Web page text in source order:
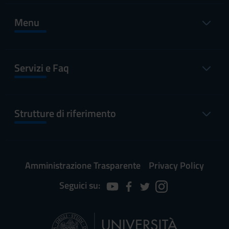
Menu
Servizi e Faq
Strutture di riferimento
Amministrazione Trasparente
Privacy Policy
Seguici su: